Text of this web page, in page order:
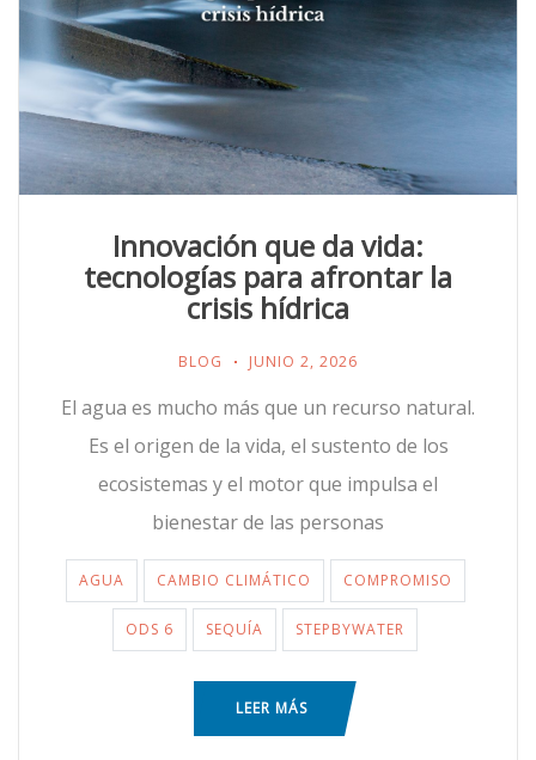
Innovación que da vida:
tecnologías para afrontar la
crisis hídrica
BLOG JUNIO 2, 2026
El agua es mucho más que un recurso natural.
Es el origen de la vida, el sustento de los
ecosistemas y el motor que impulsa el
bienestar de las personas
AGUA CAMBIO CLIMÁTICO COMPROMISO
ODS 6 SEQUÍA STEPBYWATER
LEER MÁS